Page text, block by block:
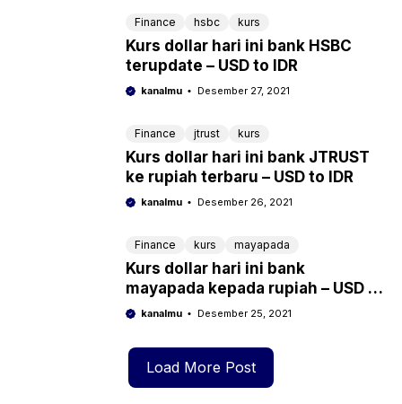
Finance hsbc kurs
Kurs dollar hari ini bank HSBC
terupdate – USD to IDR
kanalmu Desember 27, 2021
Finance jtrust kurs
Kurs dollar hari ini bank JTRUST
ke rupiah terbaru – USD to IDR
kanalmu Desember 26, 2021
Finance kurs mayapada
Kurs dollar hari ini bank
mayapada kepada rupiah – USD to
IDRkanalmu Desember 25, 2021
Load More Post